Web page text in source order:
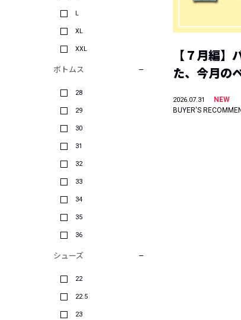
L
XL
XXL
ボトムス
28
29
30
31
32
33
34
35
36
シューズ
22
22.5
23
【７月編】
た、今月の
2026.07.31
NEW
BUYER'S